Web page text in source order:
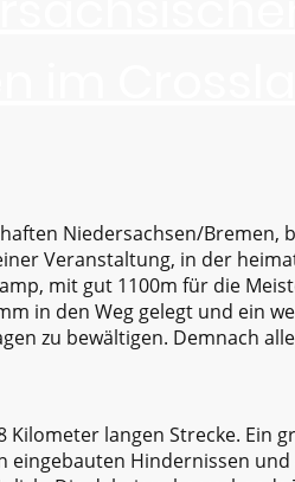
Niedersachsen/Bremen,
Veranstaltung, in der
mit gut 1100m für die
in den Weg gelegt und ein
zu bewältigen. Demnach
langen Strecke. Ein
eingebauten Hindernissen